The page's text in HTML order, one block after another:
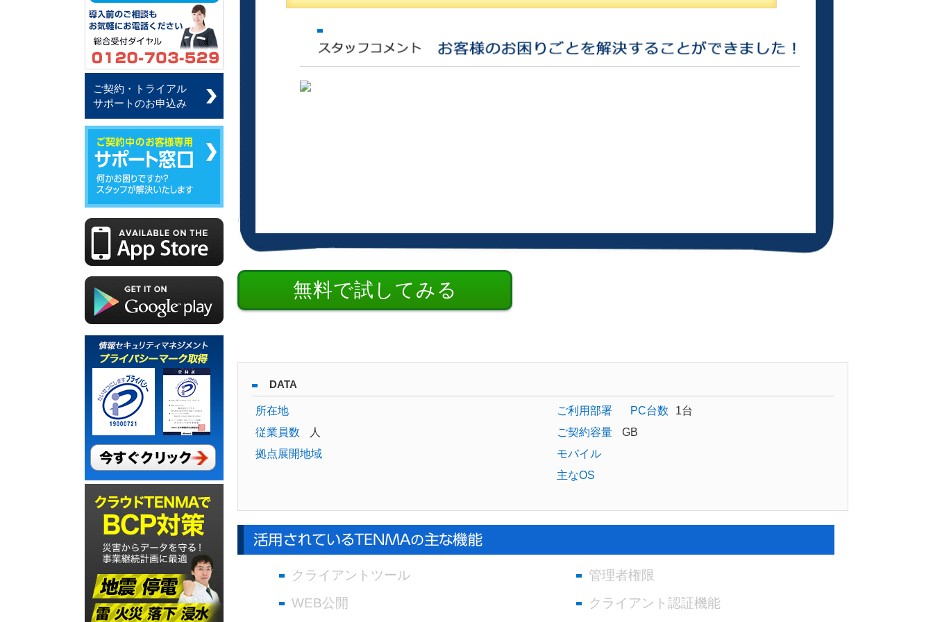
無料で試してみる
DATA
所在地
従業員数
人
拠点展開地域
ご利用部署 PC台数
1台
ご契約容量
GB
モバイル
主なOS
クライアントツール
管理者権限
WEB公開
クライアント認証機能
ご契約・トライアル
サポートのお申込み